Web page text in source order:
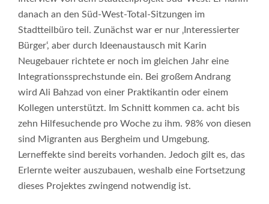
danach an den Süd-West-Total-Sitzungen im
Stadtteilbüro teil. Zunächst war er nur ‚Interessierter
Bürger‘, aber durch Ideenaustausch mit Karin
Neugebauer richtete er noch im gleichen Jahr eine
Integrationssprechstunde ein. Bei großem Andrang
wird Ali Bahzad von einer Praktikantin oder einem
Kollegen unterstützt. Im Schnitt kommen ca. acht bis
zehn Hilfesuchende pro Woche zu ihm. 98% von diesen
sind Migranten aus Bergheim und Umgebung.
Lerneffekte sind bereits vorhanden. Jedoch gilt es, das
Erlernte weiter auszubauen, weshalb eine Fortsetzung
dieses Projektes zwingend notwendig ist.